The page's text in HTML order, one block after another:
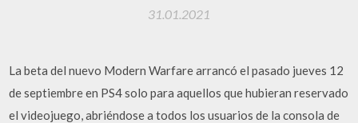
31.01.2021
La beta del nuevo Modern Warfare arrancó el pasado jueves 12
de septiembre en PS4 solo para aquellos que hubieran reservado
el videojuego, abriéndose a todos los usuarios de la consola de